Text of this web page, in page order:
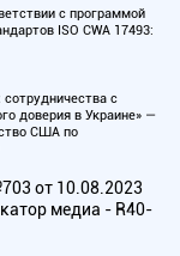
с программой
ISO CWA 17493:
с
доверия в Украине» —
США по
от 10.08.2023
медиа - R40-